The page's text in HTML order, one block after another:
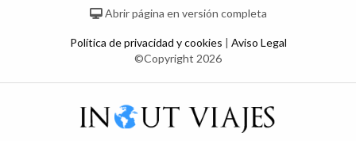
Abrir página en versión completa
Política de privacidad y cookies | Aviso Legal
©Copyright 2026